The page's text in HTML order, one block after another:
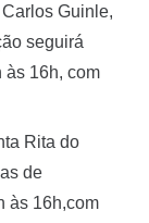
Guinle,
seguirá
às 16h, com
Rita do
de
às 16h,com